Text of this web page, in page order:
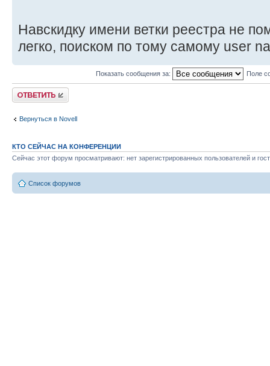
Навскидку имени ветки реестра не
легко, поиском по тому самому user
Показать сообщения за: Поле
Ответить
Вернуться в Novell
КТО СЕЙЧАС НА КОНФЕРЕНЦИИ
Сейчас этот форум просматривают: нет зарегистрированных пользователей и
Список форумов